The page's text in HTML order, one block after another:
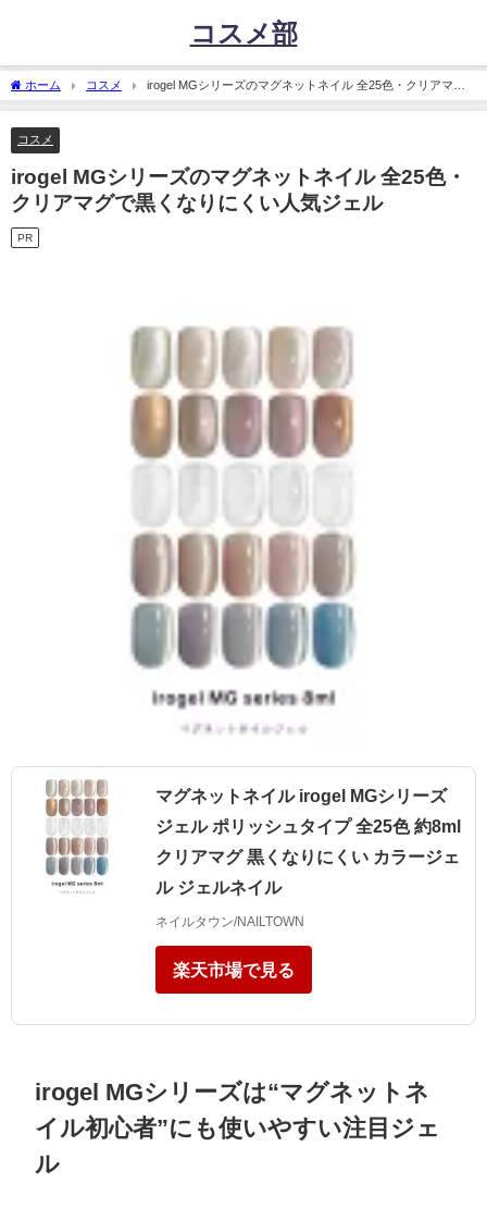
コスメ部
ホーム コスメ
irogel MGシリーズのマグネットネイル 全25色・クリアマグ
で黒くなりにくい人気ジェル
コスメ
irogel MGシリーズのマグネットネイル 全25色・
クリアマグで黒くなりにくい人気ジェル
PR
マグネットネイル irogel MGシリーズ
ジェル ポリッシュタイプ 全25色 約8ml
クリアマグ 黒くなりにくい カラージェ
ル ジェルネイル
ネイルタウン/NAILTOWN
楽天市場で見る
irogel MGシリーズは“マグネットネ
イル初心者”にも使いやすい注目ジェ
ル